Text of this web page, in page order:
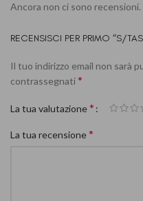
Ancora non ci sono recensioni.
RECENSISCI PER PRIMO “S/
Il tuo indirizzo email non sarà
contrassegnati*
La tua valutazione*
La tua recensione*